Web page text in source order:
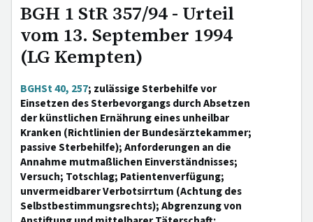
BGH 1 StR 357/94 - Urteil
vom 13. September 1994
(LG Kempten)
BGHSt 40, 257; zulässige Sterbehilfe vor
Einsetzen des Sterbevorgangs durch Absetzen
der künstlichen Ernährung eines unheilbar
Kranken (Richtlinien der Bundesärztekammer;
passive Sterbehilfe); Anforderungen an die
Annahme mutmaßlichen Einverständnisses;
Versuch; Totschlag; Patientenverfügung;
unvermeidbarer Verbotsirrtum (Achtung des
Selbstbestimmungsrechts); Abgrenzung von